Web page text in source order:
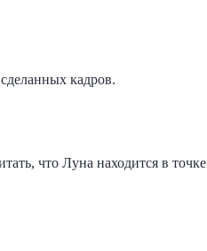
кадров.
что Луна находится в точке